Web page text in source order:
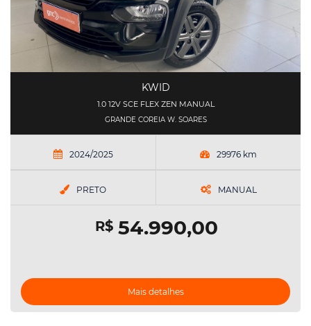
KWID
1.0 12V SCE FLEX ZEN MANUAL
GRANDE COREIA W. SOARES
2024/2025 29976 km
PRETO MANUAL
R$54.990,00
Mais detalhes